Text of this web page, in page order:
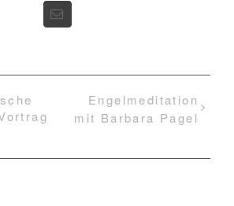
E-
Engelmeditation
mit Barbara Pagel